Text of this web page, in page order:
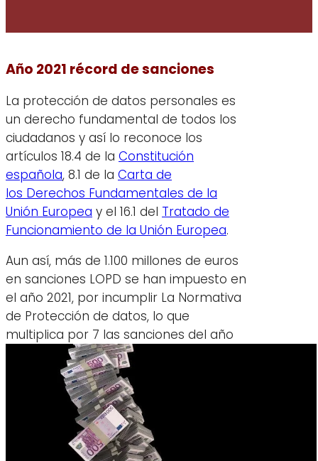
Año 2021 récord de sanciones
La protección de datos personales es
un derecho fundamental de todos los
ciudadanos y así lo reconoce los
artículos 18.4 de la Constitución
española, 8.1 de la Carta de
los Derechos Fundamentales de la
Unión Europea y el 16.1 del Tratado de
Funcionamiento de la Unión Europea.
Aun así, más de 1.100 millones de euros
en sanciones LOPD se han impuesto en
el año 2021, por incumplir La Normativa
de Protección de datos, lo que
multiplica por 7 las sanciones del año